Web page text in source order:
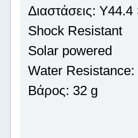
Διαστάσεις:
Shock Resistant
Solar powered
Water Resistance:
Βάρος: 32 g